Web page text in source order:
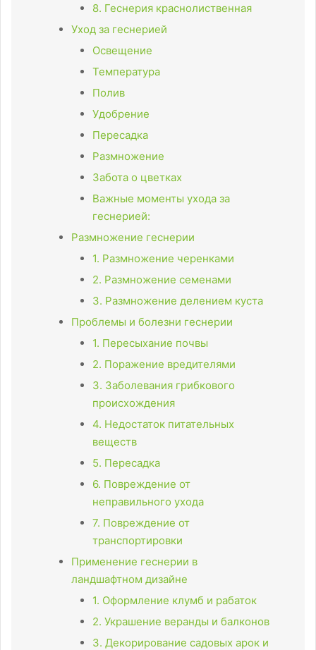
8. Геснерия краснолиственная
Уход за геснерией
Освещение
Температура
Полив
Удобрение
Пересадка
Размножение
Забота о цветках
Важные моменты ухода за
геснерией:
Размножение геснерии
1. Размножение черенками
2. Размножение семенами
3. Размножение делением куста
Проблемы и болезни геснерии
1. Пересыхание почвы
2. Поражение вредителями
3. Заболевания грибкового
происхождения
4. Недостаток питательных
веществ
5. Пересадка
6. Повреждение от
неправильного ухода
7. Повреждение от
транспортировки
Применение геснерии в
ландшафтном дизайне
1. Оформление клумб и рабаток
2. Украшение веранды и балконов
3. Декорирование садовых арок и